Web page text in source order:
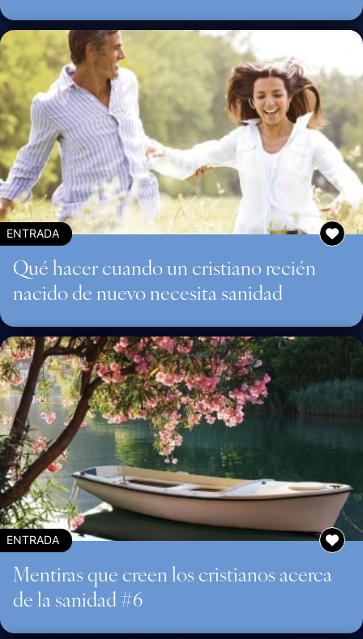
ENTRADA
Qué hacer cuando un cristiano recién
nacido de nuevo necesita sanidad
ENTRADA
Mentiras que creen los cristianos acerca
de la sanidad #6